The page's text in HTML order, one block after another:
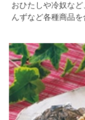
おひたしや冷奴な
んずなど各種商品を